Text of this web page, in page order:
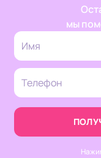
мы